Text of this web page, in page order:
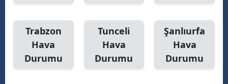
Trabzon
Hava
Durumu
Tunceli
Hava
Durumu
Şanlıurfa
Hava
Durumu